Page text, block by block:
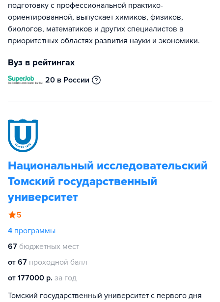
подготовку с профессиональной практико-
ориентированной, выпускает химиков, физиков,
биологов, математиков и других специалистов в
приоритетных областях развития науки и экономики.
Вуз в рейтингах
20 в России
Национальный исследовательский
Томский государственный
университет
5
4 программы
67 бюджетных мест
от 67 проходной балл
от 177000 р. за год
Томский государственный университет с первого дня